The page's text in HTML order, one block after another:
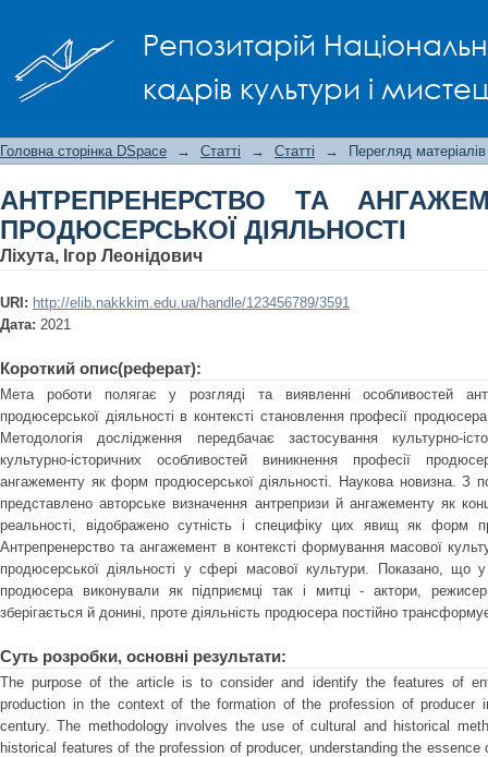
Репозитарій
кадрів культури і
Головна сторінка DSpace → Статті → Статті → Перегляд матеріалів
АНТРЕПРЕНЕРСТВО ТА
ПРОДЮСЕРСЬКОЇ ДІЯЛЬНОСТІ
Ліхута, Ігор Леонідович
URI: http://elib.nakkkim.edu.ua/handle/123456789/3591
Дата: 2021
Короткий опис(реферат):
Мета роботи полягає у розгляді та виявленні особливостей
продюсерської діяльності в контексті становлення професії
Методологія дослідження передбачає застосування культурно-
культурно-історичних особливостей виникнення професії
ангажементу як форм продюсерської діяльності. Наукова новизна. З
представлено авторське визначення антрепризи й ангажементу як
реальності, відображено сутність і специфіку цих явищ як форм
Антрепренерство та ангажемент в контексті формування масової
продюсерської діяльності у сфері масової культури. Показано, що
продюсера виконували як підприємці так і митці - актори,
зберігається й донині, проте діяльність продюсера постійно
Суть розробки, основні результати:
The purpose of the article is to consider and identify the features of
production in the context of the formation of the profession of producer
century. The methodology involves the use of cultural and historical
historical features of the profession of producer, understanding the